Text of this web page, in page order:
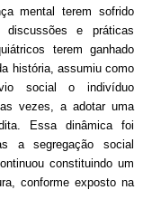
mental terem sofrido
e práticas
terem ganhado
história, assumiu como
social o indivíduo
vezes, a adotar uma
Essa dinâmica foi
a segregação social
constituindo um
conforme exposto na